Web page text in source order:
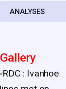
ANALYSES
Gallery